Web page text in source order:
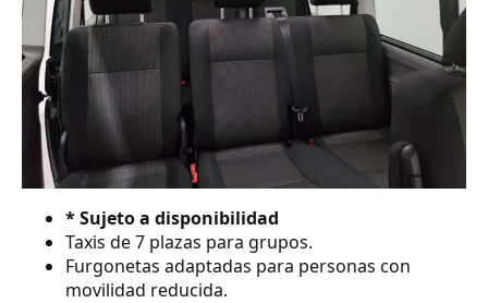
* Sujeto a disponibilidad
Taxis de 7 plazas para grupos.
Furgonetas adaptadas para personas con
movilidad reducida.